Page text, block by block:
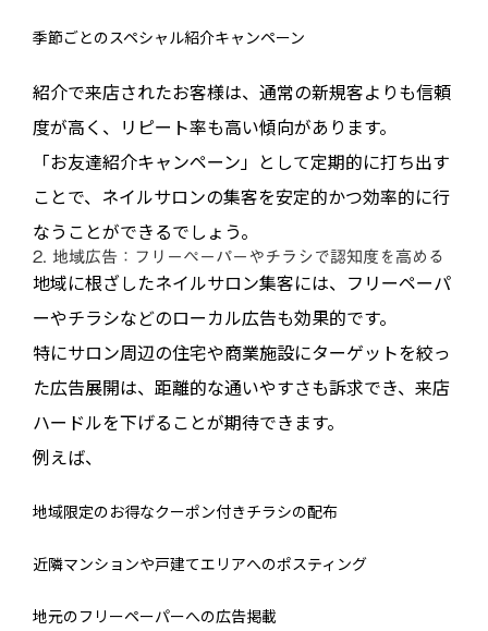
季節ごとのスペシャル紹介キャンペーン
紹介で来店されたお客様は、通常の新規客よりも信頼
度が高く、リピート率も高い傾向があります。
「お友達紹介キャンペーン」として定期的に打ち出す
ことで、ネイルサロンの集客を安定的かつ効率的に行
なうことができるでしょう。
2. 地域広告：フリーペーパーやチラシで認知度を高める
地域に根ざしたネイルサロン集客には、フリーペーパ
ーやチラシなどのローカル広告も効果的です。
特にサロン周辺の住宅や商業施設にターゲットを絞っ
た広告展開は、距離的な通いやすさも訴求でき、来店
ハードルを下げることが期待できます。
例えば、
地域限定のお得なクーポン付きチラシの配布
近隣マンションや戸建てエリアへのポスティング
地元のフリーペーパーへの広告掲載